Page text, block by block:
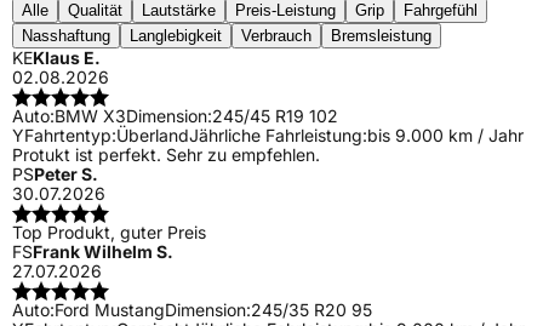
Alle Qualität Lautstärke Preis-Leistung Grip
Fahrgefühl
Nasshaftung
Langlebigkeit Verbrauch Bremsleistung
KEKlaus E.
02.08.2026
Auto:BMW X3Dimension:245/45 R19 102
YFahrtentyp:ÜberlandJährliche Fahrleistung:bis 9.000 km / Jahr
Protukt ist perfekt. Sehr zu empfehlen.
PSPeter S.
30.07.2026
Top Produkt, guter Preis
FSFrank Wilhelm S.
27.07.2026
Auto:Ford MustangDimension:245/35 R20 95